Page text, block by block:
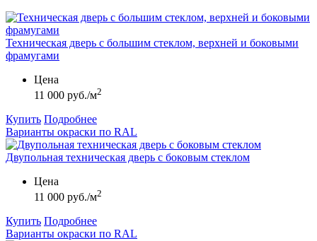
Техническая дверь с большим стеклом, верхней и боковыми
фрамугами
Цена
11 000 руб./м2
Купить Подробнее
Варианты окраски по RAL
Двупольная техническая дверь с боковым стеклом
Цена
11 000 руб./м2
Купить Подробнее
Варианты окраски по RAL